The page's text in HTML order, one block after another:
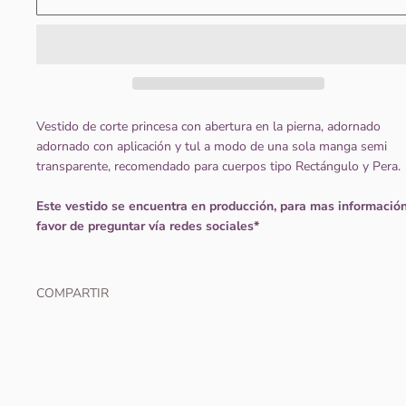
Vestido de corte princesa con abertura en la pierna, adornado
adornado con aplicación y tul a modo de una sola manga semi
transparente, recomendado para cuerpos tipo Rectángulo y Pera.
Este vestido se encuentra en producción, para mas
favor de preguntar vía redes sociales*
COMPARTIR